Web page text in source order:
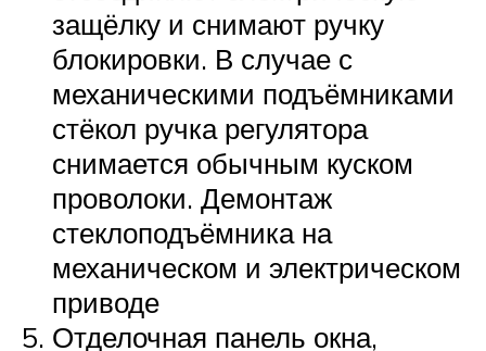
защёлку и снимают ручку
блокировки. В случае с
механическими подъёмниками
стёкол ручка регулятора
снимается обычным куском
проволоки. Демонтаж
стеклоподъёмника на
механическом и электрическом
приводе
Отделочная панель окна,